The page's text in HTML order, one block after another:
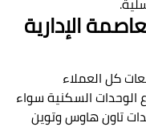
الإدارية
كل العملاء
الوحدات السكنية سواء
تاون هاوس وتوين